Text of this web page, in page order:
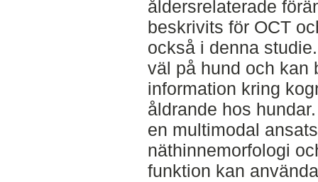
åldersrelaterade
beskrivits för OCT
också i denna
väl på hund och kan
information kring
åldrande hos
en multimodal
näthinnemorfologi
funktion kan